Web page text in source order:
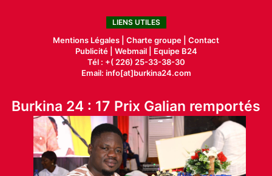
LIENS UTILES
Mentions Légales | Charte groupe | Contact
Publicité| Webmail |
Equipe B24
Tél : +( 226) 25-33-38-30
Email: info[at]burkina24.com
Burkina 24 : 17 Prix Galian remportés